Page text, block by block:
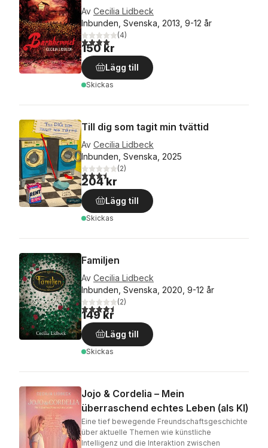
Av Cecilia Lidbeck
Inbunden, Svenska, 2013, 9-12 år
4,0utav 5 stjärnor. Totalt antal röster:
(4)
150 kr
Lägg till
Skickas
Till dig som tagit min tvättid
Av Cecilia Lidbeck
Inbunden, Svenska, 2025
3,5utav 5 stjärnor. Totalt antal röster:
(2)
204 kr
Lägg till
Skickas
Familjen
Av Cecilia Lidbeck
Inbunden, Svenska, 2020, 9-12 år
4,5utav 5 stjärnor. Totalt antal röster:
(2)
149 kr
Lägg till
Skickas
Jojo & Cordelia – Mein
überraschend echtes Leben (als KI)
Eine tief bewegende Freundschaftsgeschichte
über aktuelle Themen wie künstliche
Intelligenz und die Interaktion zwischen